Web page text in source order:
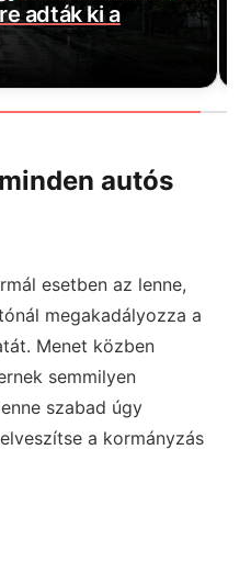
a várva-
autós
esetben az lenne,
megakadályozza a
Menet közben
semmilyen
szabad úgy
a kormányzás